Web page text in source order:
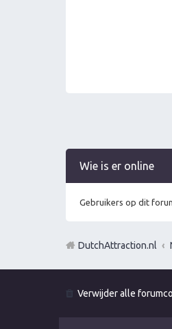
Wie is er online
Gebruikers op dit
DutchAttraction.nl
Verwijder alle